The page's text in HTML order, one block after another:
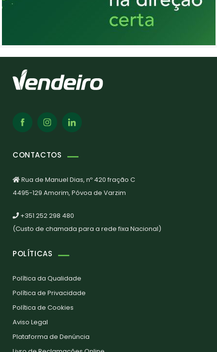
CONTACTOS
Rua de Manuel Dias, nº 420 fração C
4495-129 Amorim, Póvoa de Varzim
+351 252 298 480
(Custo de chamada para a rede fixa Nacional)
POLÍTICAS
Política da Qualidade
Política de Privacidade
Política de Cookies
Aviso Legal
Plataforma de Denúncia